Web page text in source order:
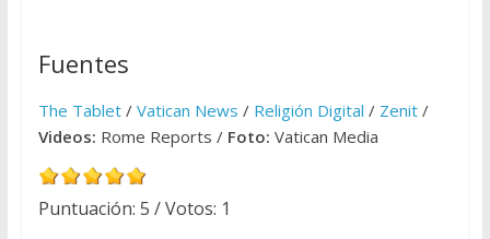
Fuentes
The Tablet/ Vatican News / Religión Digital / Zenit/
Videos: Rome Reports / Foto: Vatican Media
Puntuación: 5 / Votos: 1